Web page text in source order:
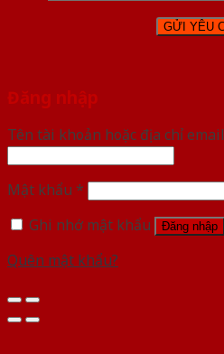
Đăng nhập
Tên tài khoản hoặc địa chỉ email
Mật khẩu *
Ghi nhớ mật khẩu
Đăng nhập
Quên mật khẩu?